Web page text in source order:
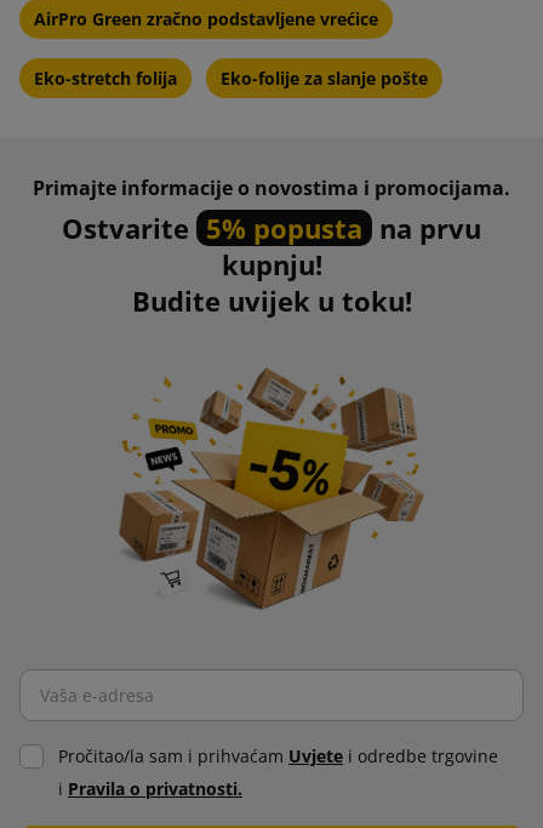
AirPro Green zračno podstavljene vrećice
Eko-stretch folija Eko-folije za slanje pošte
Primajte informacije o novostima i promocijama.
Ostvarite 5% popusta na prvu
kupnju!
Budite uvijek u toku!
Pročitao/la sam i prihvaćam Uvjete i odredbe trgovine
i Pravila o privatnosti.